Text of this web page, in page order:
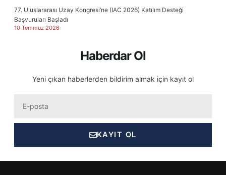
77. Uluslararası Uzay Kongresi’ne (IAC 2026) Katılım Desteği
Başvuruları Başladı
10 Temmuz 2026
Haberdar Ol
Yeni çıkan haberlerden bildirim almak için kayıt ol
KAYIT OL